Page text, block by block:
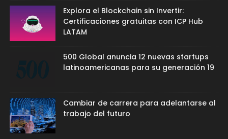
Explora el Blockchain sin Invertir:
Certificaciones gratuitas con ICP Hub
LATAM
500 Global anuncia 12 nuevas startups
latinoamericanas para su generación 19
Cambiar de carrera para adelantarse al
trabajo del futuro